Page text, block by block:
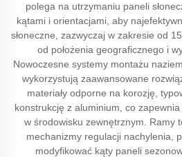
polega na utrzymaniu paneli
kątami i orientacjami, aby
słoneczne, zazwyczaj w zakresie od
od położenia geograficznego i
Nowoczesne systemy montażu
wykorzystują zaawansowane
materiały odporne na korozję,
konstrukcję z aluminium, co zapewnia
w środowisku zewnętrznym. Ramy
mechanizmy regulacji nachylenia,
modyfikować kąty paneli